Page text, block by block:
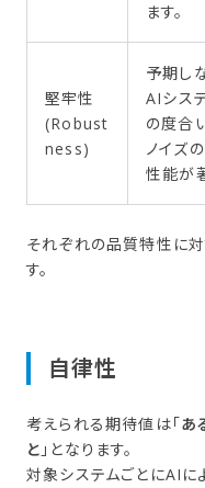
ます。
堅牢性
(Robust
ness)
予期し
AIシス
の度合
ノイズ
性能が
それぞれの品質特性に
す。
自律性
考えられる期待値は「あ
と 」となります。
対象システムごとにAIに